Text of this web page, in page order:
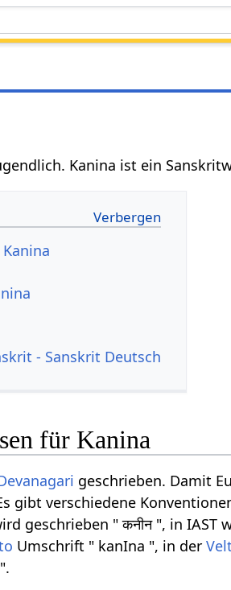
Kanina ist ein
- Sanskrit Deutsch
für Kanina
geschrieben. Damit
gibt verschiedene
geschrieben " कनीन ", in
Umschrift " kanIna ", in der